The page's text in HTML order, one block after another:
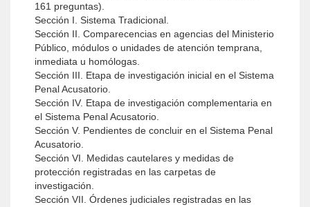
161 preguntas).
Sección I. Sistema Tradicional.
Sección II. Comparecencias en agencias del Ministerio
Público, módulos o unidades de atención temprana,
inmediata u homólogas.
Sección III. Etapa de investigación inicial en el Sistema
Penal Acusatorio.
Sección IV. Etapa de investigación complementaria en
el Sistema Penal Acusatorio.
Sección V. Pendientes de concluir en el Sistema Penal
Acusatorio.
Sección VI. Medidas cautelares y medidas de
protección registradas en las carpetas de
investigación.
Sección VII. Órdenes judiciales registradas en las